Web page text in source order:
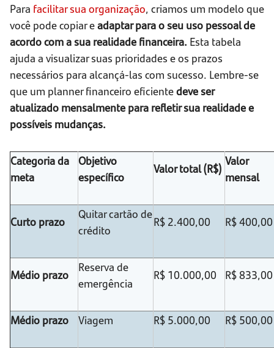
Para facilitar sua organização, criamos um modelo que
você pode copiar eadaptar para o seu uso pessoal de
acordo com a sua realidade financeira. Esta tabela
ajuda a visualizar suas prioridades e os prazos
necessários para alcançá-las com sucesso. Lembre-se
que um planner financeiro eficientedeve ser
atualizado mensalmente para refletir sua realidade e
possíveis mudanças.
Categoria da
meta
Objetivo
específico
Valor total (R$)
Valor
mensal
Curto prazo
Quitar cartão de
crédito
R$ 2.400,00 R$ 400,00
Médio prazo
Reserva de
emergência
R$ 10.000,00 R$ 833,00
Médio prazo Viagem R$ 5.000,00 R$ 500,00